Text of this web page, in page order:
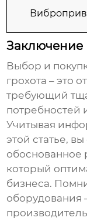
Заключение
Выбор и
грохота – это
требующий
потребностей
Учитывая
этой статье,
обоснованное
который
бизнеса.
оборудования